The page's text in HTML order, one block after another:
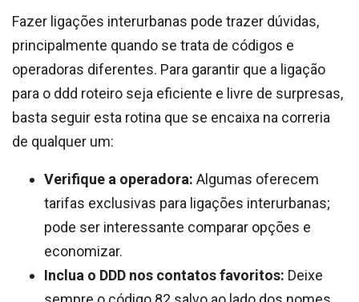
Fazer ligações interurbanas pode trazer dúvidas,
principalmente quando se trata de códigos e
operadoras diferentes. Para garantir que a ligação
para o ddd roteiro seja eficiente e livre de surpresas,
basta seguir esta rotina que se encaixa na correria
de qualquer um:
Verifique a operadora: Algumas oferecem
tarifas exclusivas para ligações interurbanas;
pode ser interessante comparar opções e
economizar.
Inclua o DDD nos contatos favoritos: Deixe